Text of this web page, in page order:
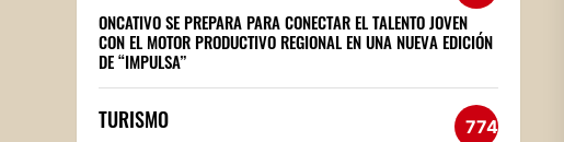
ONCATIVO SE PREPARA PARA CONECTAR EL TALENTO JOVEN
CON EL MOTOR PRODUCTIVO REGIONAL EN UNA NUEVA EDICIÓN
DE “IMPULSA”
TURISMO 774